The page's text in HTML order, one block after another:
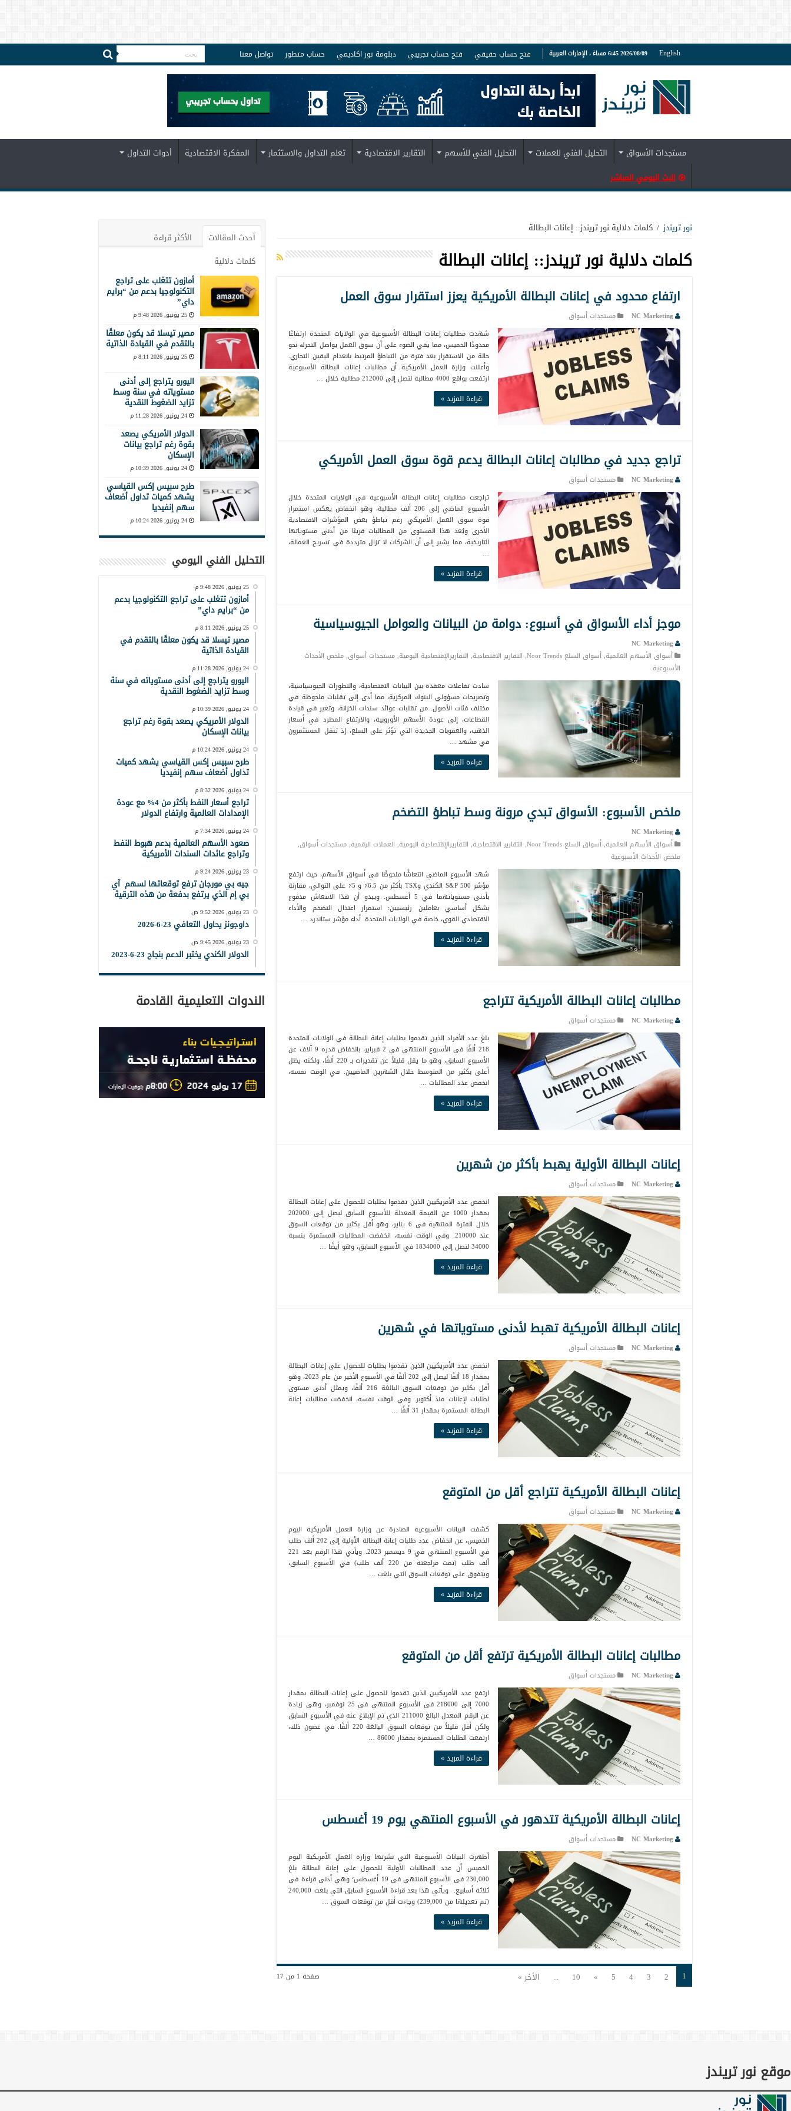
English 2026/08/09 6:45 مساءً ، الإمارات العربية فتح حساب حقيقي فتح حساب تجريبي دبلومة نور اكاديمي حساب متطور تواصل معنا
مستجدات الأسواق التحليل الفني للعملات التحليل الفني للأسهم التقارير الاقتصادية تعلم التداول والاستثمار المفكرة الاقتصادية
أدوات التداول
البث اليومي المباشر
نور تريندز / كلمات دلالية نور تريندز:: إعانات البطالة
كلمات دلالية نور تريندز:: إعانات البطالة
ارتفاع محدود في إعانات البطالة الأمريكية يعزز استقرار سوق العمل
NC Marketing
مستجدات أسواق
شهدت مطالبات إعانات البطالة الأسبوعية في الولايات المتحدة ارتفاعًا
محدودًا الخميس، مما يقي الضوء على أن سوق العمل يواصل التحرك نحو
حالة من الاستقرار بعد فترة من التباطؤ المرتبط بانعدام اليقين التجاري.
وأعلنت وزارة العمل الأمريكية أن مطالبات إعانات البطالة الأسبوعية
ارتفعت بواقع 4000 مطالبة لتصل إلى 212000 مطالبة خلال …
قراءة المزيد »
تراجع جديد في مطالبات إعانات البطالة يدعم قوة سوق العمل الأمريكي
NC Marketing
مستجدات أسواق
تراجعت مطالبات إعانات البطالة الأسبوعية في الولايات المتحدة خلال
الأسبوع الماضي إلى 206 ألف مطالبة، وهو انخفاض يعكس استمرار
قوة سوق العمل الأمريكي رغم تباطؤ بعض المؤشرات الاقتصادية
الأخرى ويُعد هذا المستوى من المطالبات قريبًا من أدنى مستوياتها
التاريخية، مما يشير إلى أن الشركات لا تزال مترددة في تسريح العمالة،
…
قراءة المزيد »
موجز أداء الأسواق في أسبوع: دوامة من البيانات والعوامل الجيوسياسية
NC Marketing
أسواق الأسهم العالمية,أسواق السلع Noor Trends , التقارير الاقتصادية, التقاريرالإقتصادية اليومية,مستجدات أسواق,ملخص الأحداث
الأسبوعية
سادت تفاعلات معقدة بين البيانات الاقتصادية، والتطورات الجيوسياسية،
وتصريحات مسؤولي البنوك المركزية، مما أدى إلى تقلبات ملحوظة في
مختلف فئات الأصول. من تقلبات عوائد سندات الخزانة، وتغير في قيادة
القطاعات، إلى عودة الأسهم الأوروبية، والارتفاع المطرد في أسعار
الذهب، والعقوبات الجديدة التي تؤثر على السلع، إذ تنقل المستثمرون
في مشهد …
قراءة المزيد »
ملخص الأسبوع: الأسواق تبدي مرونة وسط تباطؤ التضخم
NC Marketing
أسواق الأسهم العالمية,أسواق السلع Noor Trends , التقارير الاقتصادية, التقاريرالإقتصادية اليومية, العملات الرقمية,مستجدات أسواق,
ملخص الأحداث الأسبوعية
شهد الأسبوع الماضي انتعاشًا ملحوظًا في أسواق الأسهم، حيث ارتفع
مؤشر S&P 500 الكندي وTSX بأكثر من 6.5٪ و 5٪ على التوالي، مقارنة
بأدنى مستوياتهما في 5 أغسطس. ويبدو أن هذا الانتعاش مدفوع
بشكل أساسي بعاملين رئيسيين: استمرار اعتدال التضخم والأداء
الاقتصادي القوي، خاصة في الولايات المتحدة. أداء مؤشر ستاندرد …
قراءة المزيد »
مطالبات إعانات البطالة الأمريكية تتراجع
NC Marketing
مستجدات أسواق
بلغ عدد الأفراد الذين تقدموا بطلبات إعانة البطالة في الولايات المتحدة
218 ألفًا في الأسبوع المنتهي في 2 فبراير، بانخفاض قدره 9 آلاف عن
الأسبوع السابق، وهو ما يقل قليلاً عن تقديرات بـ 220 ألفًا، ولكنه يظل
أعلى بكثير من المتوسط خلال الشهرين الماضيين. في الوقت نفسه،
انخفض عدد المطالبات …
قراءة المزيد »
إعانات البطالة الأولية يهبط بأكثر من شهرين
NC Marketing
مستجدات أسواق
انخفض عدد الأمريكيين الذين تقدموا بطلبات للحصول على إعانات البطالة
بمقدار 1000 عن القيمة المعدلة للأسبوع السابق ليصل إلى 202000
خلال الفترة المنتهية في 6 يناير، وهو أقل بكثير من توقعات السوق
عند 210000. وفي الوقت نفسه، انخفضت المطالبات المستمرة بنسبة
34000 لتصل إلى 1834000 في الأسبوع السابق، وهو أيضًا …
قراءة المزيد »
إعانات البطالة الأمريكية تهبط لأدنى مستوياتها في شهرين
NC Marketing
مستجدات أسواق
انخفض عدد الأمريكيين الذين تقدموا بطلبات للحصول على إعانات البطالة
بمقدار 18 ألفًا ليصل إلى 202 ألفًا في الأسبوع الأخير من عام 2023، وهو
أقل بكثير من توقعات السوق البالغة 216 ألفًا، ويمثل أدنى مستوى
لطلبات لإعانات منذ أكتوبر. وفي الوقت نفسه، انخفضت مطالبات إعانة
البطالة المستمرة بمقدار 31 ألفًا …
قراءة المزيد »
إعانات البطالة الأمريكية تتراجع أقل من المتوقع
NC Marketing
مستجدات أسواق
كشفت البيانات الأسبوعية الصادرة عن وزارة العمل الأمريكية اليوم
الخميس، عن انخفاض عدد طلبات إعانة البطالة الأولية إلى 202 ألف طلب
في الأسبوع المنتهي في 9 ديسمبر 2023. ويأتي هذا الرقم بعد 221
ألف طلب (تمت مراجعته من 220 ألف طلب) في الأسبوع السابق،
ويتفوق على توقعات السوق التي بلغت …
قراءة المزيد »
مطالبات إعانات البطالة الأمريكية ترتفع أقل من المتوقع
NC Marketing
مستجدات أسواق
ارتفع عدد الأمريكيين الذين تقدموا للحصول على إعانات البطالة بمقدار
7000 إلى 218000 في الأسبوع المنتهي في 25 نوفمبر، وهي زيادة
عن الرقم المعدل البالغ 211000 الذي تم الإبلاغ عنه في الأسبوع السابق
ولكن أقل قليلاً من توقعات السوق البالغة 220 ألفًا. في غضون ذلك،
ارتفعت الطلبات المستمرة بمقدار 86000 …
قراءة المزيد »
إعانات البطالة الأمريكية تتدهور في الأسبوع المنتهي يوم 19 أغسطس
NC Marketing
مستجدات أسواق
أظهرت البيانات الأسبوعية التي نشرتها وزارة العمل الأمريكية اليوم
الخميس أن عدد المطالبات الأولية للحصول على إعانة البطالة بلغ
230,000 في الأسبوع المنتهي في 19 أغسطس؛ وهي أدنى قراءة في
ثلاثة أسابيع. ويأتي هذا بعد قراءة الأسبوع السابق التي بلغت 240,000
(تم تعديلها من 239,000) وجاءت أقل من توقعات السوق …
قراءة المزيد »
صفحة 1 من 17 1
2
3
4
5
»
10
... الأخر »
أحدث المقالات
الأكثر قراءة
كلمات دلالية
أمازون تتغلب على تراجع
التكنولوجيا بدعم من “برايم
داي”
25 يونيو, 2026 9:48 م
مصير تيسلا قد يكون معلقًا
بالتقدم في القيادة الذاتية
25 يونيو, 2026 8:11 م
اليورو يتراجع إلى أدنى
مستوياته في سنة وسط
تزايد الضغوط النقدية
24 يونيو, 2026 11:28 م
الدولار الأمريكي يصعد
بقوة رغم تراجع بيانات
الإسكان
24 يونيو, 2026 10:39 م
طرح سبيس إكس القياسي
يشهد كميات تداول أضعاف
سهم إنفيديا
24 يونيو, 2026 10:24 م
التحليل الفني اليومي
25 يونيو, 2026 9:48 م
أمازون تتغلب على تراجع التكنولوجيا بدعم
من “برايم داي”
25 يونيو, 2026 8:11 م
مصير تيسلا قد يكون معلقًا بالتقدم في
القيادة الذاتية
24 يونيو, 2026 11:28 م
اليورو يتراجع إلى أدنى مستوياته في سنة
وسط تزايد الضغوط النقدية
24 يونيو, 2026 10:39 م
الدولار الأمريكي يصعد بقوة رغم تراجع
بيانات الإسكان
24 يونيو, 2026 10:24 م
طرح سبيس إكس القياسي يشهد كميات
تداول أضعاف سهم إنفيديا
24 يونيو, 2026 8:32 م
تراجع أسعار النفط بأكثر من 4% مع عودة
الإمدادات العالمية وارتفاع الدولار
24 يونيو, 2026 7:34 م
صعود الأسهم العالمية بدعم هبوط النفط
وتراجع عائدات السندات الأمريكية
23 يونيو, 2026 9:24 م
جيه بي مورجان ترفع توقعاتها لسهم آي
بي إم الذي يرتفع بدفعة من هذه الترقية
23 يونيو, 2026 9:52 ص
داوجونز يحاول التعافي 23-6-2026
23 يونيو, 2026 9:45 ص
الدولار الكندي يختبر الدعم بنجاح 23-6-2023
الندوات التعليمية القادمة
موقع نور تريندز